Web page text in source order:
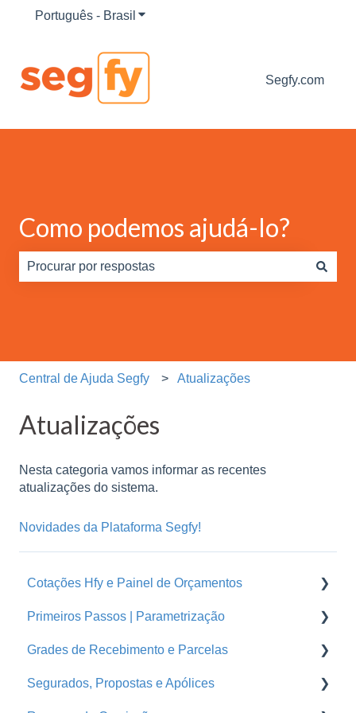
Português - Brasil Mostrar submenu para traduções
Segfy.com
Como podemos ajudá-lo?
Central de Ajuda Segfy Atualizações
Atualizações
Nesta categoria vamos informar as recentes
atualizações do sistema.
Novidades da Plataforma Segfy!
Cotações Hfy e Painel de Orçamentos
Orçamentos
Cotações Hfy
Logins Seguradoras
Primeiros Passos | Parametrização
Usuários
Corretoras
Grades de Recebimento e Parcelas
Parcelas
Segurados, Propostas e Apólices